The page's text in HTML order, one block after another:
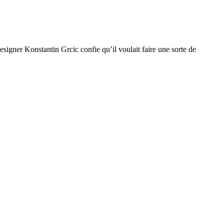
Konstantin Grcic confie qu’il voulait faire une sorte de